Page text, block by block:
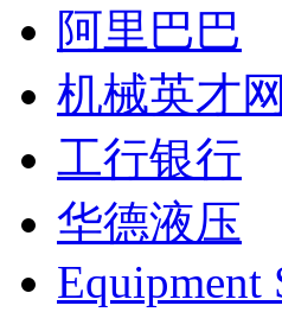
阿里巴巴
机械英才网
工行银行
华德液压
Equipment